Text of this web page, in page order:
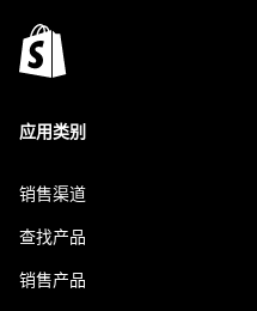
应用类别
销售渠道
查找产品
销售产品